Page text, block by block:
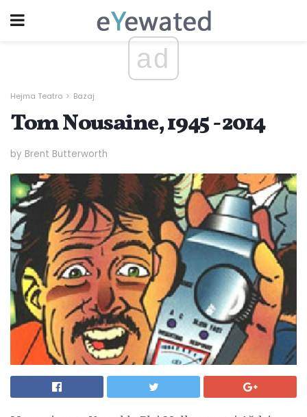
ad
Hejma Teatro Bazaj
Tom Nousaine, 1945 - 2014
by Brent Butterworth